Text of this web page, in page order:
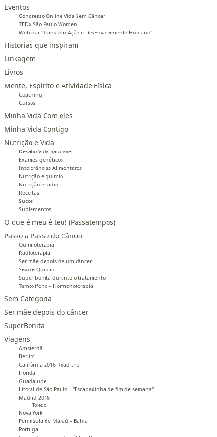
Eventos
Congresso Online Vida Sem Câncer
TEDx São Paulo Women
Webinar "TransformAção e DesEnvolvimento Humano"
Historias que inspiram
Linkagem
Livros
Mente, Espirito e Atividade Física
Coaching
Cursos
Minha Vida Com eles
Minha Vida Contigo
Nutrição e Vida
Desafio Vida Saudavel
Exames genéticos
Intolerâncias Alimentares
Nutrição e quimio
Nutrição e radio
Receitas
Sucos
Suplementos
O que é meu é teu! (Passatempos)
Passo a Passo do Câncer
Quimioterapia
Radioterapia
Ser mãe depois de um câncer
Sexo e Quimio
Super bonita durante o tratamento
Tamoxifeno – Hormonoterapia
Sem Categoria
Ser mãe depois do câncer
SuperBonita
Viagens
Amsterdã
Berlim
Califórnia 2016 Road trip
Florida
Guadalupe
Litoral de São Paulo – "Escapadinha de fim de semana"
Madrid 2016
Toledo
Nova York
Peninsula de Maraú – Bahia
Portugal